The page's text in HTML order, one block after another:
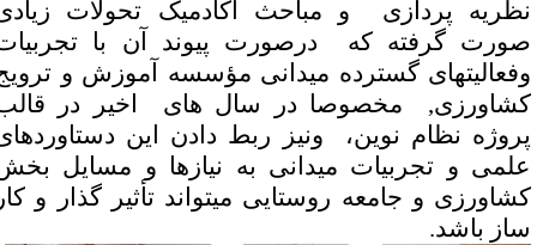
پردازی و مباحث آکادمیک تحولات زیادی
گرفته که درصورت پیوند آن با تجربیات
گسترده میدانی مؤسسه آموزش و ترویج
مخصوصا در سال های اخیر در قالب
نظام نوین، ونیز ربط دادن این دستاوردهای
و تجربیات میدانی به نیازها و مسایل بخش
و جامعه روستایی میتواند تأثیر گذار و کار
باشد.